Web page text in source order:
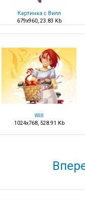
Картинка с Вилл
679x960, 23.83 Kb
Will
1024x768, 528.91 Kb